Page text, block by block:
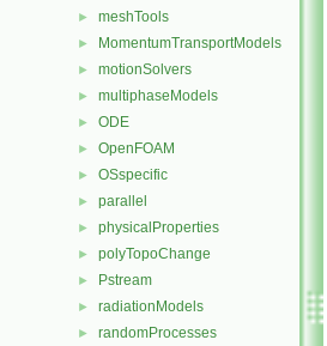
► meshTools
► MomentumTransportModels
► motionSolvers
► multiphaseModels
► ODE
► OpenFOAM
► OSspecific
► parallel
► physicalProperties
► polyTopoChange
► Pstream
► radiationModels
► randomProcesses